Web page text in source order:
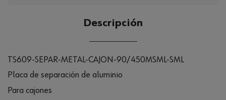
Descripción
TS609-SEPAR-METAL-CAJON-90/450MSML-SML
Placa de separación de aluminio
Para cajones